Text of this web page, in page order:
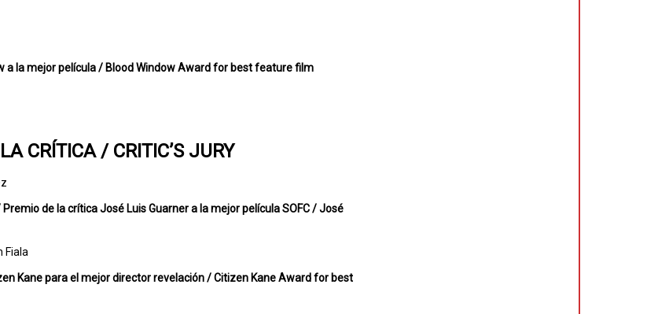
a la mejor película / Blood Window Award for best feature film
CRÍTICA / CRITIC’S JURY
de la crítica José Luis Guarner a la mejor película SOFC / José
Fiala
Kane para el mejor director revelación / Citizen Kane Award for best